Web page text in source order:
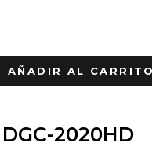
AÑADIR AL
DGC-2020HD